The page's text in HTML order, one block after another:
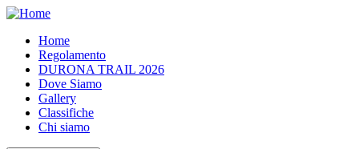
Home
Regolamento
DURONA TRAIL 2026
Dove Siamo
Gallery
Classifiche
Chi siamo